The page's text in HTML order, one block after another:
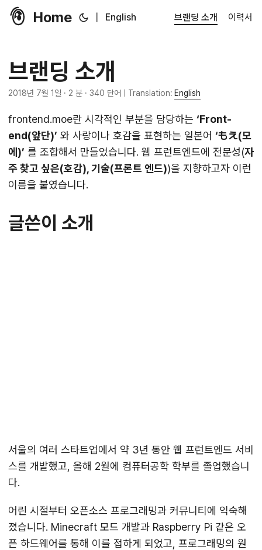
Home English 브랜딩 소개 이력서
브랜딩 소개
2018년 7월 1일 · 2 분 · 340 단어 | Translation: English
frontend.moe란 시각적인 부분을 담당하는 ‘Front-
end(앞단)’ 와 사랑이나 호감을 표현하는 일본어 ‘もえ(모
에)’ 를 조합해서 만들었습니다. 웹 프런트엔드에 전문성(자
주 찾고 싶은(호감), 기술(프론트 엔드))을 지향하고자 이런
이름을 붙였습니다.
글쓴이 소개
서울의 여러 스타트업에서 약 3년 동안 웹 프런트엔드 서비
스를 개발했고, 올해 2월에 컴퓨터공학 학부를 졸업했습니
다.
어린 시절부터 오픈소스 프로그래밍과 커뮤니티에 익숙해
졌습니다. Minecraft 모드 개발과 Raspberry Pi 같은 오
픈 하드웨어를 통해 이를 접하게 되었고, 프로그래밍의 원